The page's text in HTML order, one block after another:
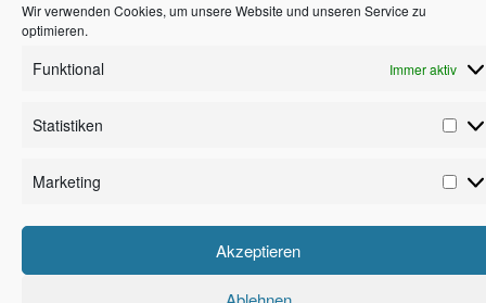
Wir verwenden Cookies, um unsere Website und unseren Service zu
optimieren.
Funktional Immer aktiv
Statistiken
Marketing
Akzeptieren